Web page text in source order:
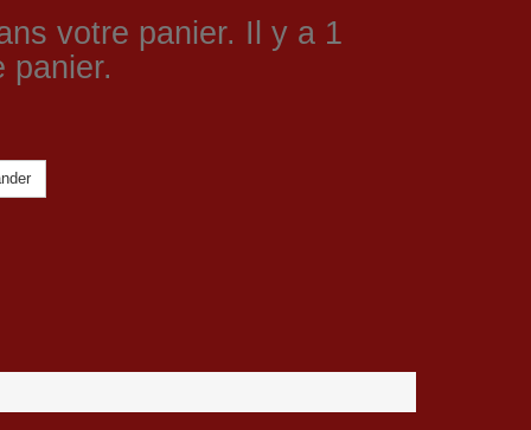
votre panier. Il y a 1
panier.